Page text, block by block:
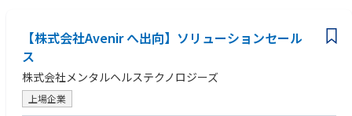
常識にとらわれないアイデアと情報を活かし、事業拡大を共に目指してい
ただきたいです。
【キャリアパス】
部長・本部長クラスへのポジションアップが可能です。
・物事を前に進めるための行動力と決断力がある方
・収集した情報をもとに仮説を立て、実証や事業化に向けて様々なステー
クホルダーを巻き込み推進できる方
・チームで業務を円滑に推進することができる柔軟性と協調性がある方
・新たなことに責任感と夢を持ってチャレンジできる方
・アンテナ高く情報収集し、実際の活動や戦略立案に反映できる方
【株式会社Avenir へ出向】ソリューションセール
ス
株式会社メンタルヘルステクノロジーズ
上場企業